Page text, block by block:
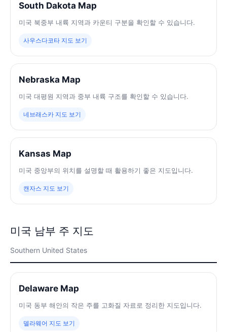
South Dakota Map
미국 북중부 내륙 지역과 카운티 구분을 확인할 수 있습니다.
사우스다코타 지도 보기
Nebraska Map
미국 대평원 지역과 중부 내륙 구조를 확인할 수 있습니다.
네브래스카 지도 보기
Kansas Map
미국 중앙부의 위치를 설명할 때 활용하기 좋은 지도입니다.
캔자스 지도 보기
미국 남부 주 지도
Southern United States
Delaware Map
미국 동부 해안의 작은 주를 고화질 자료로 정리한 지도입니다.
델라웨어 지도 보기